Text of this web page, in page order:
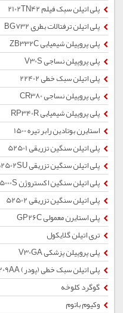
پلی اتیلن سبک فیلم 2102TN42
پلی اتیلن ترفتالات بطری BG732
پلی پروپیلن شیمیایی ZB332C
پلی پروپیلن نساجی V30S
پلی اتیلن سبک خطی 22402
پلی پروپیلن نساجی CR380
پلی پروپیلن شیمیایی RP340R
استایرن بوتادین رابر تیره 1500
پلی اتیلن سنگین تزریقی 52501
پلی اتیلن سنگین تزریقی 52502SU
پلی اتیلن سنگین اکستروژن 5000S
پلی اتیلن سنگین تزریقی 52502
پلی استایرن معمولی GP26C
تری اتیلن گلایکول
پلی پروپیلن پزشکی V30GA
پلی اتیلن سبک خطی (پودر) 0209AA
گوگرد کلوخه
وکیوم باتوم